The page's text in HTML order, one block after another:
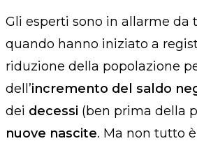
Gli esperti sono in allarme da
quando hanno iniziato a
riduzione della popolazione
dell’incremento del saldo
dei decessi (ben prima della
nuove nascite. Ma non tutto